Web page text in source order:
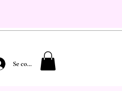
Se connecter